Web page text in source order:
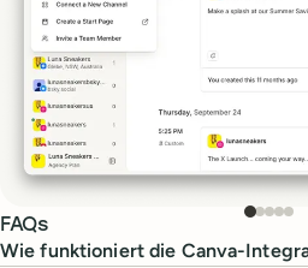
FAQs
Wie funktioniert die Canva-